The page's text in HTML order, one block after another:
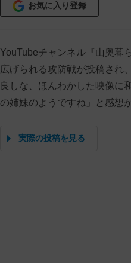
お気に入り登録
YouTubeチャンネル『山奥暮
広げられる攻防戦が投稿され
良しな、ほんわかした映像に
の姉妹のようですね」と感想
実際の投稿を見る